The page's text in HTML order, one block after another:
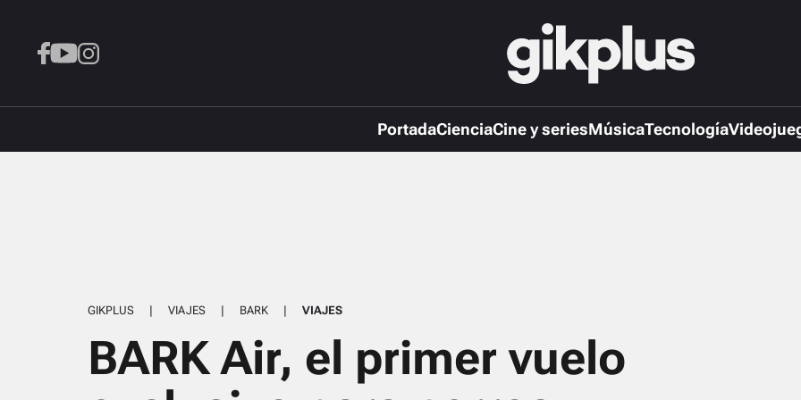
PortadaCienciaCine y seriesMúsicaTecnología
GIKPLUS | VIAJES | BARK | VIAJES
BARK Air, el primer vuelo